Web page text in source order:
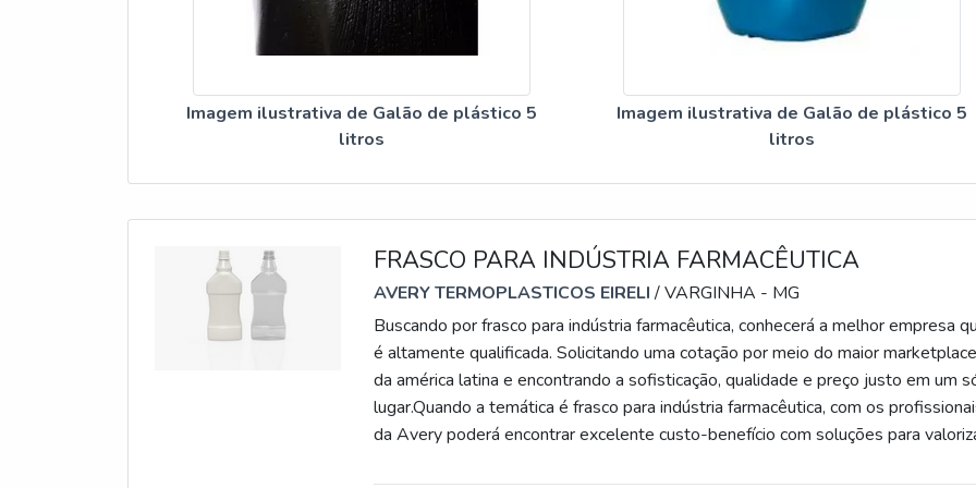
Imagem ilustrativa de Galão de plástico 5
litros
Imagem ilustrativa de Galão de plástico 5
litros
FRASCO PARA INDÚSTRIA FARMACÊUTICA
AVERY TERMOPLASTICOS EIRELI/ VARGINHA - MG
Buscando por frasco para indústria farmacêutica, conhecerá a melhor empresa
é altamente qualificada. Solicitando uma cotação por meio do maior marketplace
da américa latina e encontrando a sofisticação, qualidade e preço justo em um
lugar.Quando a temática é frasco para indústria farmacêutica, com os
da Avery poderá encontrar excelente custo-benefício com soluções para